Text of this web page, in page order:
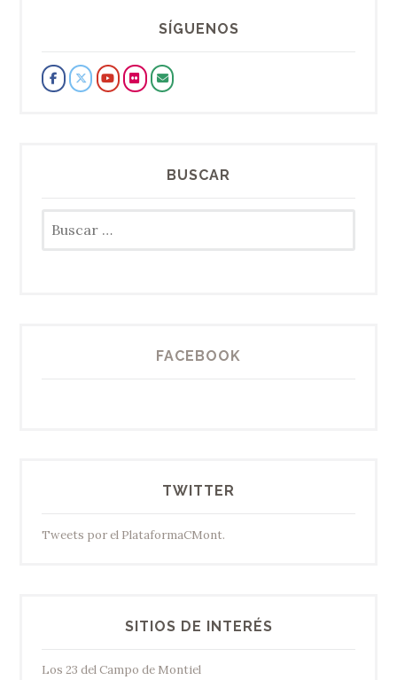
SÍGUENOS
BUSCAR
FACEBOOK
TWITTER
Tweets por el PlataformaCMont.
SITIOS DE INTERÉS
Los 23 del Campo de Montiel